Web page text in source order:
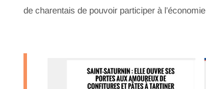
de charentais de pouvoir participer à